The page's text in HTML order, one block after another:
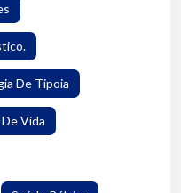
De Tipoia
Vida